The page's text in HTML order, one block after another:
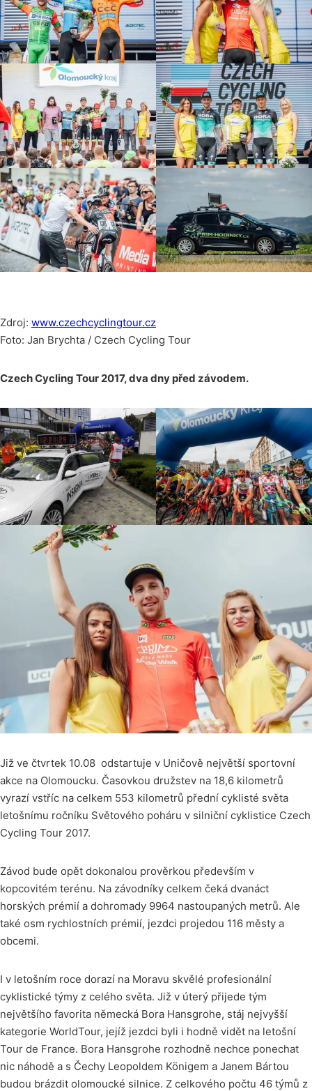
Zdroj: www.czechcyclingtour.cz
Foto: Jan Brychta / Czech Cycling Tour
Czech Cycling Tour 2017, dva dny před závodem.
Již ve čtvrtek 10.08 odstartuje v Uničově největší sportovní
akce na Olomoucku. Časovkou družstev na 18,6 kilometrů
vyrazí vstříc na celkem 553 kilometrů přední cyklisté světa
letošnímu ročníku Světového poháru v silniční cyklistice Czech
Cycling Tour 2017.
Závod bude opět dokonalou prověrkou především v
kopcovitém terénu. Na závodníky celkem čeká dvanáct
horských prémií a dohromady 9964 nastoupaných metrů. Ale
také osm rychlostních prémií, jezdci projedou 116 městy a
obcemi.
I v letošním roce dorazí na Moravu skvělé profesionální
cyklistické týmy z celého světa. Již v úterý přijede tým
největšího favorita německá Bora Hansgrohe, stáj nejvyšší
kategorie WorldTour, jejíž jezdci byli i hodně vidět na letošní
Tour de France. Bora Hansgrohe rozhodně nechce ponechat
nic náhodě a s Čechy Leopoldem Königem a Janem Bártou
budou brázdit olomoucké silnice. Z celkového počtu 46 týmů z